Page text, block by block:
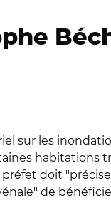
sur les
habitations
préfet doit
de